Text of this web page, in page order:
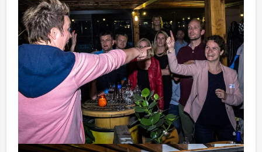
Bezorgkosten:
Heerenveen: € 100,00 excl. BTW
Handige Tip:
Niet telkens uw knip hoeven trekken om uw drankje af
te rekenen? Voor € 13,50 per persoon per uur (excl.
BTW) kunt u gebruikmaken van het drankarrangement,
waarbij u onbeperkt kunt genieten van bier, fris,
huiswijn, koffie en thee. Zo komt u ook achteraf niet
voor verrassingen te staan!